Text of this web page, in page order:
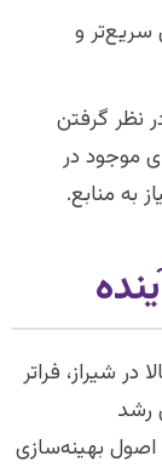
سریع‌تر و
نظر گرفتن
موجود در
به منابع.
شیراز، فراتر
رشد
بهینه‌سازی